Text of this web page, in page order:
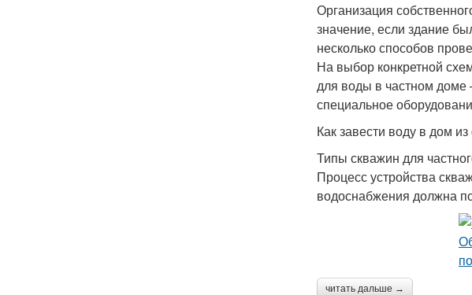
Организация
значение, если здание
несколько способов
На выбор конкретной
для воды в частном доме
специальное
Как завести воду в дом
Типы скважин для
Процесс устройства
водоснабжения должна
читать дальше →